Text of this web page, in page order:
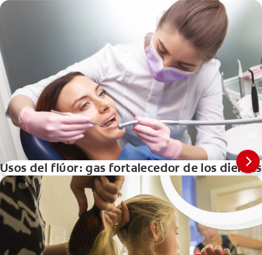
Usos del flúor: gas fortalecedor de los dientes